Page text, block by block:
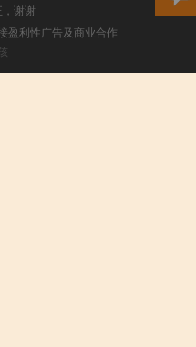
谢谢
盈利性广告及商业合作